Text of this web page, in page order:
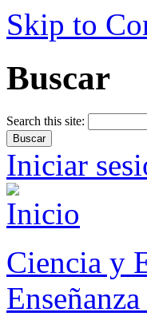
Skip to
Buscar
Search this site:
Iniciar
Ciencia y